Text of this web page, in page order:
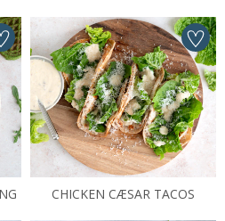
CHICKEN CÆSAR TACOS